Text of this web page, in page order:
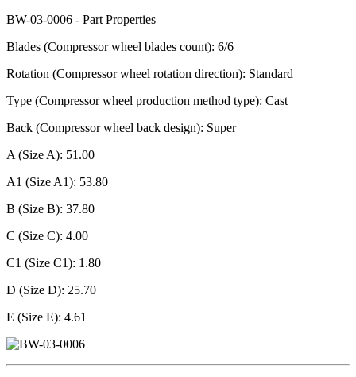
BW-03-0006 - Part Properties
Blades (Compressor wheel blades count): 6/6
Rotation (Compressor wheel rotation direction): Standard
Type (Compressor wheel production method type): Cast
Back (Compressor wheel back design): Super
A (Size A): 51.00
A1 (Size A1): 53.80
B (Size B): 37.80
C (Size C): 4.00
C1 (Size C1): 1.80
D (Size D): 25.70
E (Size E): 4.61